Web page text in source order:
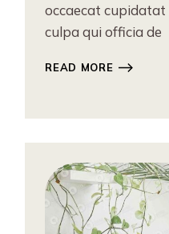
occaecat
culpa qui officia de
READ MORE